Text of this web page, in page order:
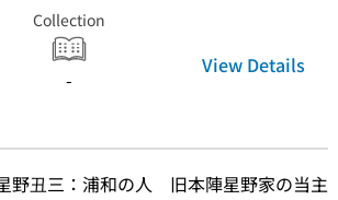
Collection
-
View Details
野丑三：浦和の人　旧本陣星野家の当主